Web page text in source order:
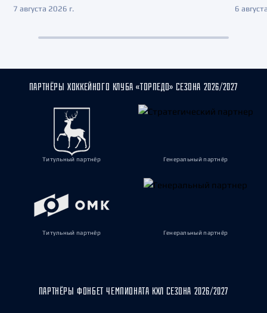
7 августа 2026 г. 6
ПАРТНЁРЫ ХОККЕЙНОГО КЛУБА «ТОРПЕДО» СЕЗОНА 2026/2027
Титульный партнёр Генеральный партнёр
Титульный партнёр Генеральный партнёр
ПАРТНЁРЫ ФОНБЕТ ЧЕМПИОНАТА КХЛ СЕЗОНА 2026/2027